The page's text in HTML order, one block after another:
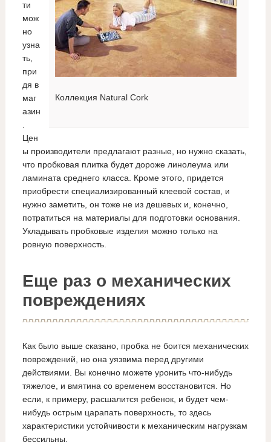
Коллекция Natural Cork
ти
мож
но
узна
ть,
при
дя в
маг
азин
Цен
ы производители предлагают разные, но нужно сказать,
что пробковая плитка будет дороже линолеума или
ламината среднего класса. Кроме этого, придется
приобрести специализированный клеевой состав, и
нужно заметить, он тоже не из дешевых и, конечно,
потратиться на материалы для подготовки основания.
Укладывать пробковые изделия можно только на
ровную поверхность.
Еще раз о механических
повреждениях
Как было выше сказано, пробка не боится механических
повреждений, но она уязвима перед другими
действиями. Вы конечно можете уронить что-нибудь
тяжелое, и вмятина со временем восстановится. Но
если, к примеру, расшалится ребенок, и будет чем-
нибудь острым царапать поверхность, то здесь
характеристики устойчивости к механическим нагрузкам
бессильны.